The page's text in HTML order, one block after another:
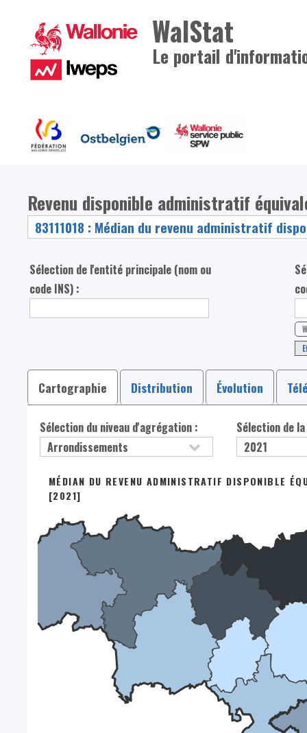
WalStat
Le portail
Revenu disponible administratif
Sélection de l'entité principale (nom ou
code INS) :
Cartographie Distribution Évolution
Sélection du niveau d'agrégation : Sélection de
MÉDIAN DU REVENU ADMINISTRATIF DISPONIBLE
[2021]